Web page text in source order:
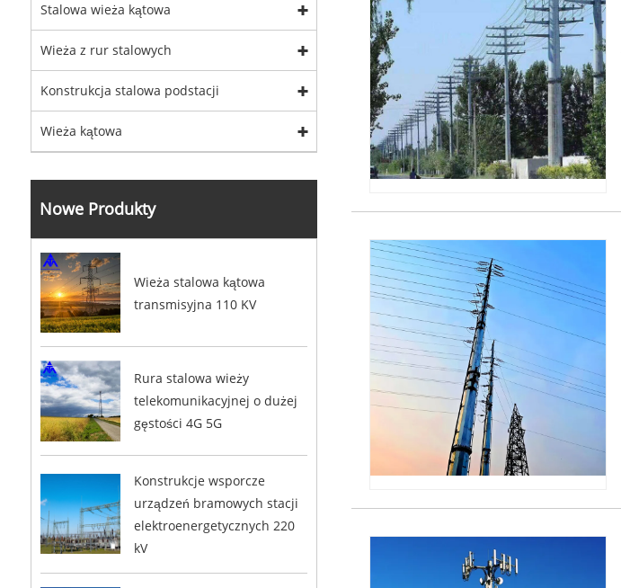
Stalowa wieża kątowa
Wieża z rur stalowych
Konstrukcja stalowa podstacji
Wieża kątowa
Nowe Produkty
Wieża stalowa kątowa
transmisyjna 110 KV
Rura stalowa wieży
telekomunikacyjnej o dużej
gęstości 4G 5G
Konstrukcje wsporcze
urządzeń bramowych stacji
elektroenergetycznych 220
kV